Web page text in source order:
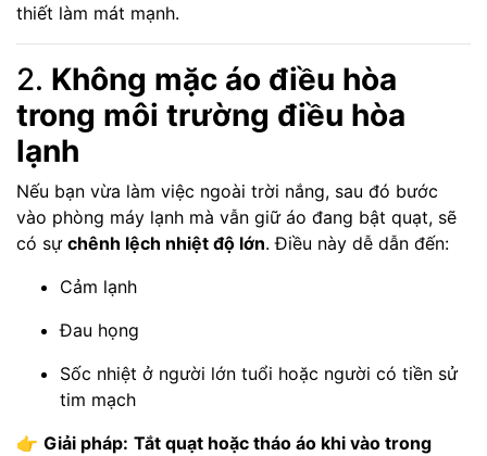
thiết làm mát mạnh.
2. Không mặc áo điều hòa
trong môi trường điều hòa
lạnh
Nếu bạn vừa làm việc ngoài trời nắng, sau đó bước
vào phòng máy lạnh mà vẫn giữ áo đang bật quạt, sẽ
có sự chênh lệch nhiệt độ lớn. Điều này dễ dẫn đến:
Cảm lạnh
Đau họng
Sốc nhiệt ở người lớn tuổi hoặc người có tiền sử
tim mạch
👉 Giải pháp: Tắt quạt hoặc tháo áo khi vào trong